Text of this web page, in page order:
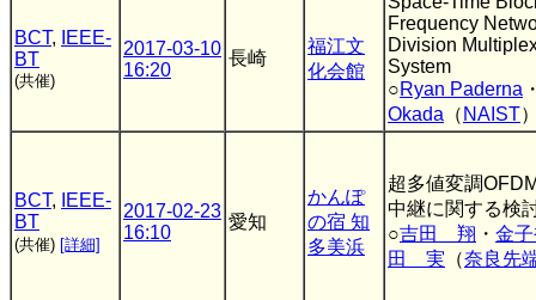
BCT,
IEEE-
BT
(共催)
2017-03-10
16:20
長崎
福江文
化会館
Frequency
Division
System
○Ryan Paderna
Okada （ NAIST
BCT,
IEEE-
BT
(共催) [詳細]
2017-02-23
16:10
愛知
かんぽ
の宿 知
多美浜
超多値変調
中継に関する検
○吉田 翔 ・ 金
田 実 （奈良先